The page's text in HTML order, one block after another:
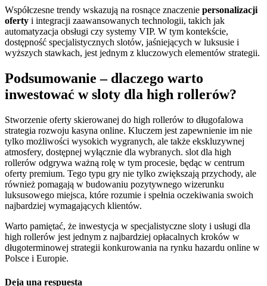
Współczesne trendy wskazują na rosnące znaczenie personalizacji
oferty i integracji zaawansowanych technologii, takich jak
automatyzacja obsługi czy systemy VIP. W tym kontekście,
dostępność specjalistycznych slotów, jaśniejących w luksusie i
wyższych stawkach, jest jednym z kluczowych elementów strategii.
Podsumowanie – dlaczego warto
inwestować w sloty dla high rollerów?
Stworzenie oferty skierowanej do high rollerów to długofalowa
strategia rozwoju kasyna online. Kluczem jest zapewnienie im nie
tylko możliwości wysokich wygranych, ale także ekskluzywnej
atmosfery, dostępnej wyłącznie dla wybranych. slot dla high
rollerów odgrywa ważną rolę w tym procesie, będąc w centrum
oferty premium. Tego typu gry nie tylko zwiększają przychody, ale
również pomagają w budowaniu pozytywnego wizerunku
luksusowego miejsca, które rozumie i spełnia oczekiwania swoich
najbardziej wymagających klientów.
Warto pamiętać, że inwestycja w specjalistyczne sloty i usługi dla
high rollerów jest jednym z najbardziej opłacalnych kroków w
długoterminowej strategii konkurowania na rynku hazardu online w
Polsce i Europie.
Deja una respuesta